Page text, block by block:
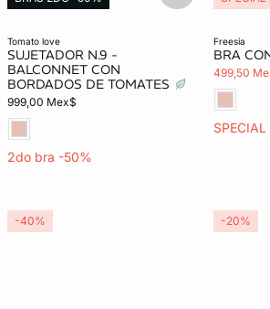
tomato love
SUJETADOR N.9 -
BALCONNET CON
BORDADOS DE TOMATES
999,00 Mex$
2do bra -50%
freesia
BRA
499,50
SPECIAL
-40% -20%